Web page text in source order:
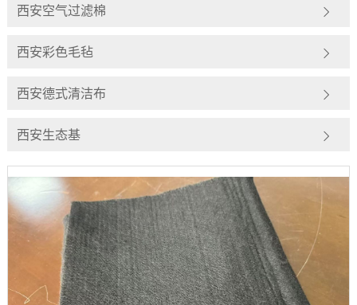
西安空气过滤棉
西安彩色毛毡
西安德式清洁布
西安生态基